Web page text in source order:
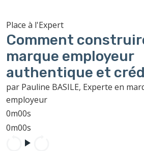
Place à l'Expert
Comment
marque employeur
authentique et
par Pauline BASILE, Experte en
employeur
0m00s
0m00s